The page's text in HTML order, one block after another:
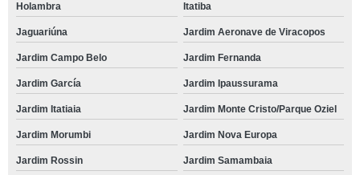
Holambra Itatiba
Jaguariúna Jardim Aeronave de Viracopos
Jardim Campo Belo Jardim Fernanda
Jardim García Jardim Ipaussurama
Jardim Itatiaia Jardim Monte Cristo/Parque Oziel
Jardim Morumbi Jardim Nova Europa
Jardim Rossin Jardim Samambaia